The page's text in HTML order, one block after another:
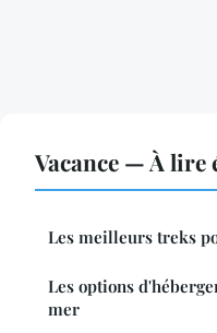
Vacance — À lire
Les meilleurs treks
Les options
mer